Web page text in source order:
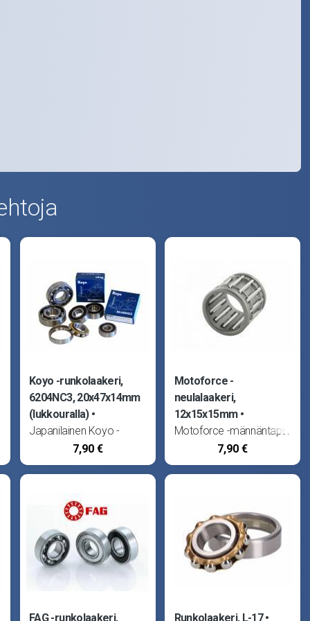
Koyo -runkolaakeri,
6204NC3, 20x47x14mm
(lukkouralla)
Japanilainen Koyo -
runkolaakeri 6204NC3
(20x47x14). Kestää
Halutessasi markkinoiden
parhaimman laakerin,
valitse Koyo! Sopii
kampiakselille, oikealle
puolelle: Suzuki Pv50 ja
7,90 €
Motoforce -
neulalaakeri,
12x15x15mm
Motoforce -männäntapin
neulalaakeri. Koko
12x15x15mm. Voidaan
Sopii Aprilia RX, MX, RS,
SX, SR50 Replica ja
DiTech, Beta
7,90 €
FAG -runkolaakeri, Runkolaakeri, L-17